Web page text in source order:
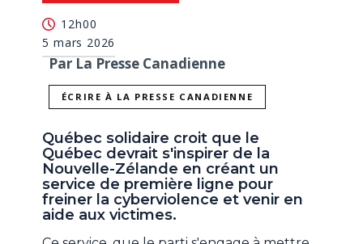
12h00
5 mars 2026
Par La Presse Canadienne
ÉCRIRE À LA PRESSE CANADIENNE
Québec solidaire croit que le
Québec devrait s'inspirer de la
Nouvelle-Zélande en créant un
service de première ligne pour
freiner la cyberviolence et venir en
aide aux victimes.